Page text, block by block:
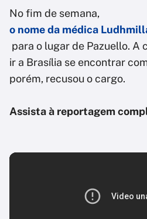
No fim de semana,
o nome da médica
para o lugar de Pazuello. A
ir a Brasília se encontrar
porém, recusou o cargo.
Assista à reportagem